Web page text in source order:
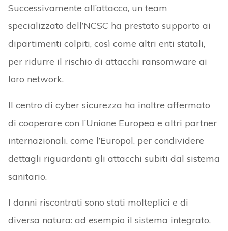
Successivamente all’attacco, un team
specializzato dell’NCSC ha prestato supporto ai
dipartimenti colpiti, così come altri enti statali,
per ridurre il rischio di attacchi ransomware ai
loro network.
Il centro di cyber sicurezza ha inoltre affermato
di cooperare con l’Unione Europea e altri partner
internazionali, come l’Europol, per condividere
dettagli riguardanti gli attacchi subiti dal sistema
sanitario.
I danni riscontrati sono stati molteplici e di
diversa natura: ad esempio il sistema integrato,